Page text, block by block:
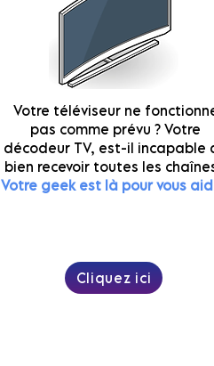
Votre téléviseur ne
pas comme prévu ? Votre
décodeur TV, est-il incapable
bien recevoir toutes les
Votre geek est là pourvous
Cliquez ici